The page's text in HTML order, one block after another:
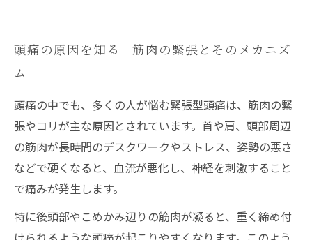
筋肉ほぐしケアで頭痛を克服し、快適な毎日を
頭痛の原因を知る－筋肉の緊張とそのメカニズ
ム
頭痛の中でも、多くの人が悩む緊張型頭痛は、筋肉の緊
張やコリが主な原因とされています。首や肩、頭部周辺
の筋肉が長時間のデスクワークやストレス、姿勢の悪さ
などで硬くなると、血流が悪化し、神経を刺激すること
で痛みが発生します。
特に後頭部やこめかみ辺りの筋肉が凝ると、重く締め付